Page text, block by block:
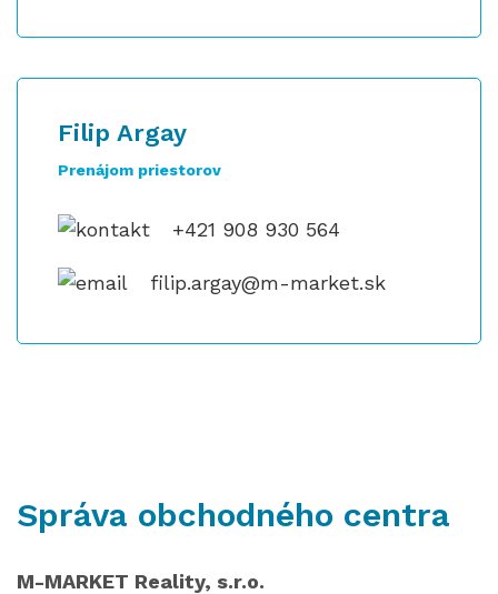
Filip Argay
Prenájom priestorov
+421 908 930 564
filip.argay@m-market.sk
Správa obchodného centra
M-MARKET Reality, s.r.o.